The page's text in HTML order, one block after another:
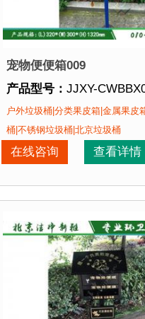
，增添城市色彩。3、
污染。2、产品在视觉上
宠物便便箱009
产品型号：JJXY-
产品规格：
产品材质：钢板喷塑
产品周期：现货产品 即拍
产品特点：
1、材料环保
户外垃圾桶|分类果皮箱|金属果皮
桶|不锈钢垃圾桶|北京垃圾桶
在线咨询 查看详情